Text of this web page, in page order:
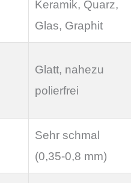
Keramik, Quarz,
Glas, Graphit
Glatt, nahezu
polierfrei
Sehr schmal
(0,35-0,8 mm)